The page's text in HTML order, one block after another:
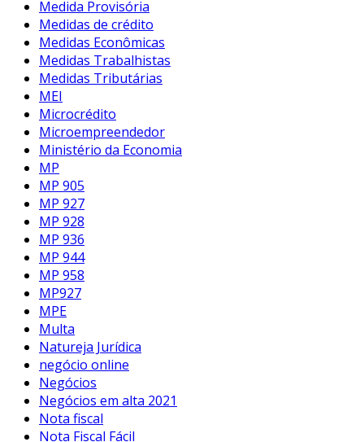
Medida Provisória
Medidas de crédito
Medidas Econômicas
Medidas Trabalhistas
Medidas Tributárias
MEI
Microcrédito
Microempreendedor
Ministério da Economia
MP
MP 905
MP 927
MP 928
MP 936
MP 944
MP 958
MP927
MPE
Multa
Natureja Jurídica
negócio online
Negócios
Negócios em alta 2021
Nota fiscal
Nota Fiscal Fácil